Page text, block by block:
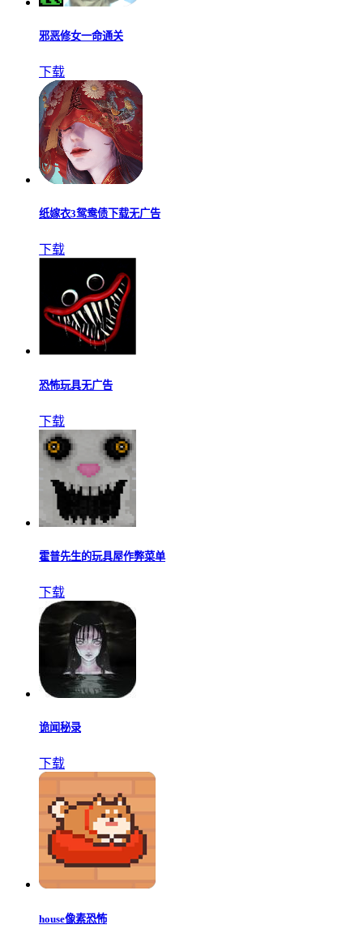
邪恶修女一命通关
下载
纸嫁衣3鸳鸯债下载无广告
下载
恐怖玩具无广告
下载
霍普先生的玩具屋作弊菜单
下载
诡闻秘录
下载
house像素恐怖